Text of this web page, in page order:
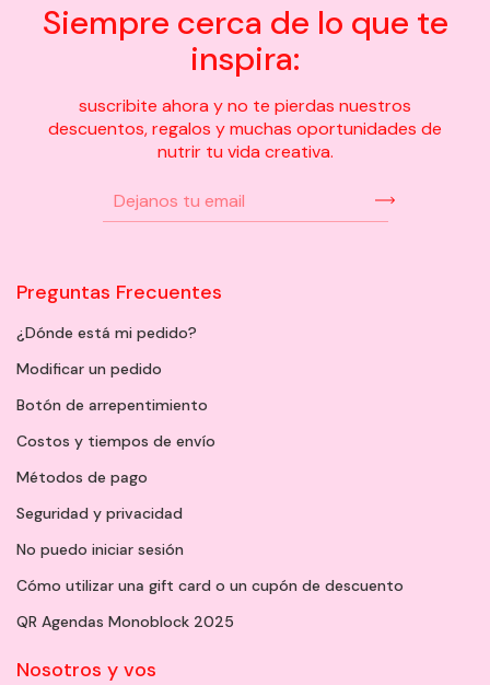
Siempre cerca de lo que te
inspira:
suscribite ahora y no te pierdas nuestros
descuentos, regalos y muchas oportunidades de
nutrir tu vida creativa.
Preguntas Frecuentes
¿Dónde está mi pedido?
Modificar un pedido
Botón de arrepentimiento
Costos y tiempos de envío
Métodos de pago
Seguridad y privacidad
No puedo iniciar sesión
Cómo utilizar una gift card o un cupón de descuento
QR Agendas Monoblock 2025
Nosotros y vos